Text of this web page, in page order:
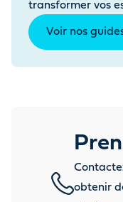
transformer vos
Voir nos
obtenir